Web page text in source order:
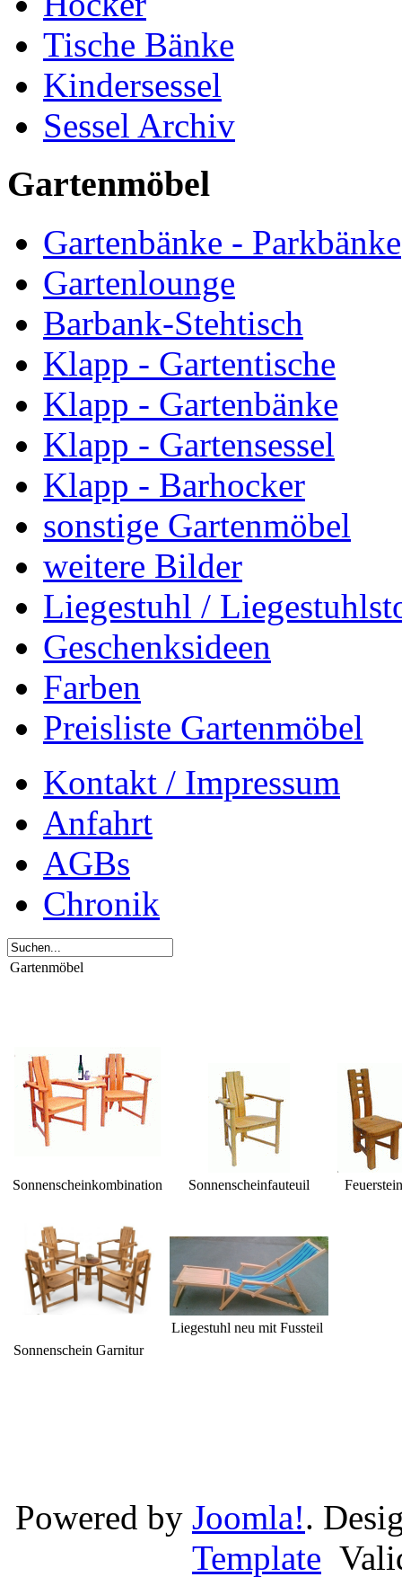
Tische Bänke
Kindersessel
Sessel Archiv
Gartenmöbel
Gartenbänke - Parkbänke
Gartenlounge
Barbank-Stehtisch
Klapp - Gartentische
Klapp - Gartenbänke
Klapp - Gartensessel
Klapp - Barhocker
sonstige Gartenmöbel
weitere Bilder
Liegestuhl /
Geschenksideen
Farben
Preisliste Gartenmöbel
Kontakt / Impressum
Anfahrt
AGBs
Chronik
Gartenmöbel
Sonnenscheinkombination Sonnenscheinfauteuil Feuerstein
Liegestuhl neu mit Fussteil
Sonnenschein Garnitur
Powered by Joomla!.
Template